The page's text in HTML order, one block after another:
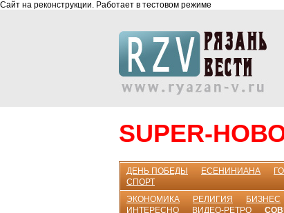
Сайт на реконструкции. Работает в тестовом режиме
SUPER-
ДЕНЬ ПОБЕДЫ ЕСЕНИНИАНА
СПОРТ
ЭКОНОМИКА
РЕЛИГИЯ БИЗНЕС
ИНТЕРЕСНО
ВИДЕО-РЕТРО